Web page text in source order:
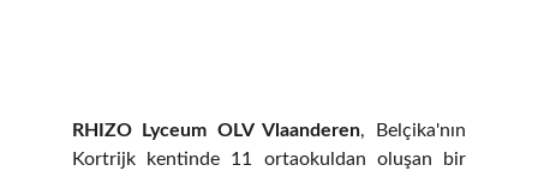
RHIZO Lyceum OLV Vlaanderen, Belçika'nın
Kortrijk kentinde 11 ortaokuldan oluşan bir